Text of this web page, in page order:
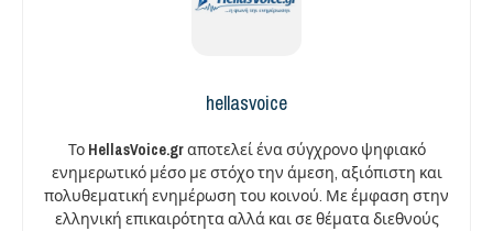
hellasvoice
Το HellasVoice.grαποτελεί ένα σύγχρονο ψηφιακό
ενημερωτικό μέσο με στόχο την άμεση, αξιόπιστη και
πολυθεματική ενημέρωση του κοινού. Με έμφαση στην
ελληνική επικαιρότητα αλλά και σε θέματα διεθνούς